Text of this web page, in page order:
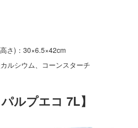
さ)：30×6.5×42cm
ルシウム、コーンスターチ
ルプエコ 7L】